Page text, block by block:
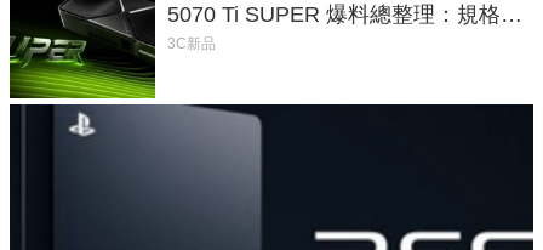
5070 Ti SUPER 爆料總整理：規格、
功耗、上市時間
3C新品